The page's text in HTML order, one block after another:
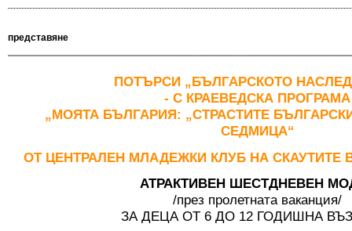
представяне
ПОТЪРСИ „БЪЛГАРСКОТО
- С КРАЕВЕДСКА ПРОГРАМА
„МОЯТА БЪЛГАРИЯ: „СТРАСТИТЕ
СЕДМИЦА“
ОТ ЦЕНТРАЛЕН МЛАДЕЖКИ КЛУБ НА СКАУТИТЕ
АТРАКТИВЕН ШЕСТДНЕВЕН
/през пролетната ваканция/
ЗА ДЕЦА ОТ 6 ДО 12 ГОДИШНА